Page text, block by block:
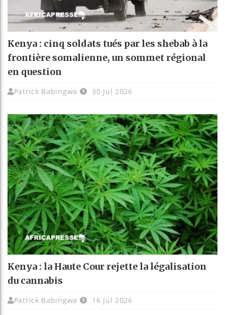
Kenya : cinq soldats tués par les shebab à la
frontière somalienne, un sommet régional
en question
Patrick Babingwa 30 Jul 2026
Kenya : la Haute Cour rejette la légalisation
du cannabis
Patrick Babingwa 16 Jul 2026